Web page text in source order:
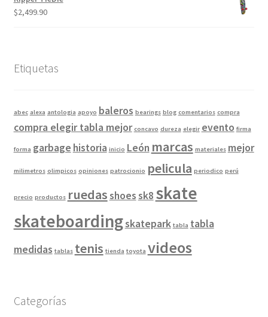
$2,499.90
Etiquetas
abec alexa antologia apoyo baleros bearings blog comentarios compra
compra elegir tabla mejor concavo dureza elegir evento firma
forma garbage historia inicio León marcas materiales mejor
milimetros olimpicos opiniones patrocionio pelicula periodico perú
precio productos ruedasshoessk8 skate
skateboardingskatepark tabla tabla
medidas tablas tenis tienda toyota videos
Categorías